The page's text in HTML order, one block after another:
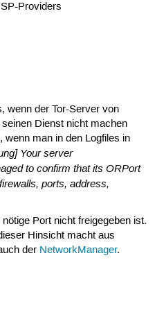
Providers
wenn der Tor-Server von
Dienst nicht machen
man in den Logfiles in
Your server
to confirm that its ORPort
ports, address,
Port nicht freigegeben ist.
Hinsicht macht aus
der NetworkManager.